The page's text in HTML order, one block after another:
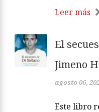
Leer más
El
Jimeno
agosto 06,
Este libro